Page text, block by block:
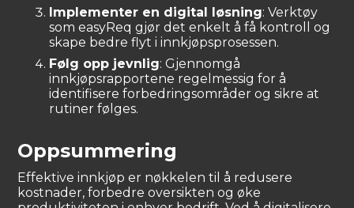
Implementer en digital løsning: Verktøy
som easyReq gjør det enkelt å få kontroll og
skape bedre flyt i innkjøpsprosessen.
Følg opp jevnlig: Gjennomgå
innkjøpsrapportene regelmessig for å
identifisere forbedringsområder og sikre at
rutiner følges.
Oppsummering
Effektive innkjøp er nøkkelen til å redusere
kostnader, forbedre oversikten og øke